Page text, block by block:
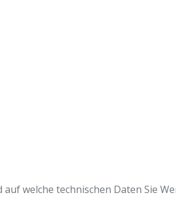
welche technischen Daten Sie